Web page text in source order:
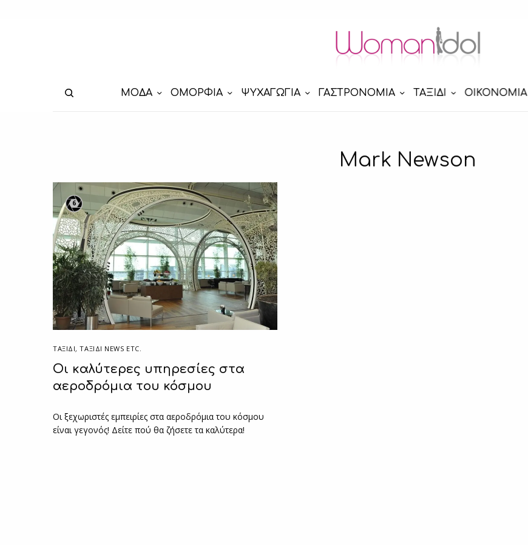
ΜΟΔΑ ΟΜΟΡΦΙΑ ΨΥΧΑΓΩΓΙΑ ΓΑΣΤΡΟΝΟΜΙΑ ΤΑΞΙΔΙ ΟΙΚΟΝΟΜΙΑ
Mark Newson
6
ΤΑΞΙΔΙ,ΤΑΞΊΔΙ NEWS ETC.
Οι καλύτερες υπηρεσίες στα
αεροδρόμια του κόσμου
Οι ξεχωριστές εμπειρίες στα αεροδρόμια του κόσμου
είναι γεγονός! Δείτε πού θα ζήσετε τα καλύτερα!